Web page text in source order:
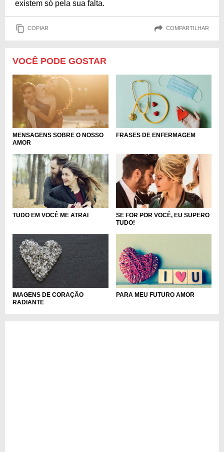
existem só pela sua falta.
COPIAR COMPARTILHAR
VOCÊ PODE GOSTAR
MENSAGENS SOBRE O NOSSO
AMOR
FRASES DE ENFERMAGEM
TUDO EM VOCÊ ME ATRAI
SE FOR POR VOCÊ, EU SUPERO
TUDO!
IMAGENS DE CORAÇÃO
RADIANTE
PARA MEU FUTURO AMOR